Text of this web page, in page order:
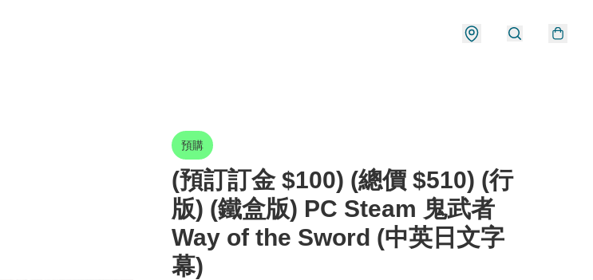
預購
(預訂訂金 $100) (總價 $510) (行
版) (鐵盒版) PC Steam 鬼武者
Way of the Sword (中英日文字
幕)